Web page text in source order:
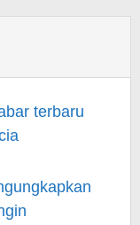
terbaru